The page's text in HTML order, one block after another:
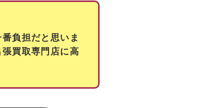
負担だと思いま
買取専門店に高